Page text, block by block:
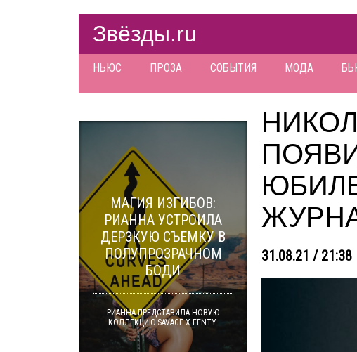
Звёзды.ru
НЬЮС ПРОЗА СОБЫТИЯ МОДА
31.08.21 / 21:38
МАГИЯ ИЗГИБОВ:
РИАННА УСТРОИЛА
ДЕРЗКУЮ СЪЕМКУ В
ПОЛУПРОЗРАЧНОМ
БОДИ
РИАННА ПРЕДСТАВИЛА НОВУЮ
КОЛЛЕКЦИЮ SAVAGE X FENTY.